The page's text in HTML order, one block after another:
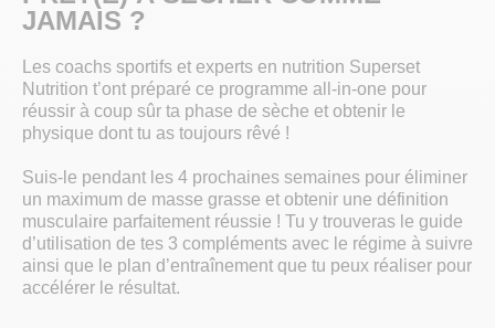
JAMAIS ?
Les coachs sportifs et experts en nutrition Superset
Nutrition t’ont préparé ce programme all-in-one pour
réussir à coup sûr ta phase de sèche et obtenir le
physique dont tu as toujours rêvé !
Suis-le pendant les 4 prochaines semaines pour éliminer
un maximum de masse grasse et obtenir une définition
musculaire parfaitement réussie ! Tu y trouveras le guide
d’utilisation de tes 3 compléments avec le régime à suivre
ainsi que le plan d’entraînement que tu peux réaliser pour
accélérer le résultat.